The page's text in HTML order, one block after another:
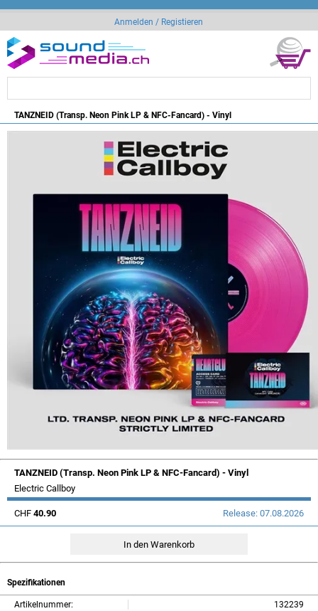
Anmelden / Registieren
TANZNEID (Transp. Neon Pink LP & NFC-Fancard) - Vinyl
TANZNEID (Transp. Neon Pink LP & NFC-Fancard) - Vinyl
Electric Callboy
CHF 40.90 Release: 07.08.2026
Spezifikationen
Artikelnummer:
132239